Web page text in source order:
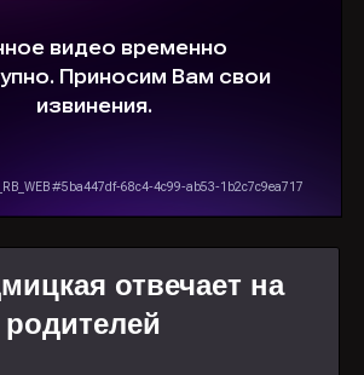
отвечает на